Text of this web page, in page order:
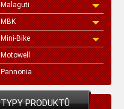
Malaguti
MBK
Mini-Bike
Motowell
Pannonia
TYPY PRODUKTŮ